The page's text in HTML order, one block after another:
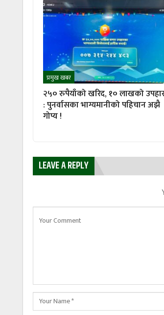
प्रमुख खबर
२५० रुपैयाँको खरिद, १० लाखको
: पुनर्वासका भाग्यमानीको पहिचान अझै
गोप्य !
LEAVE A REPLY